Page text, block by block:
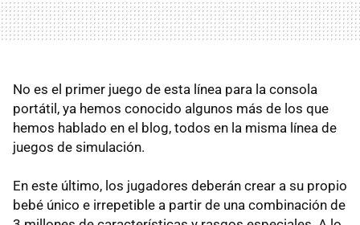
No es el primer juego de esta línea para la consola
portátil, ya hemos conocido algunos más de los que
hemos hablado en el blog, todos en la misma línea de
juegos de simulación.
En este último, los jugadores deberán crear a su propio
bebé único e irrepetible a partir de una combinación de